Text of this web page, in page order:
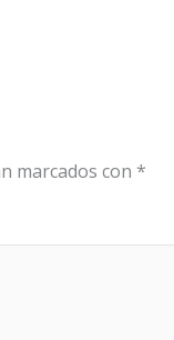
marcados con *